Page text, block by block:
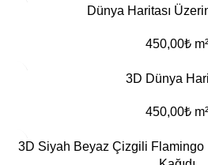
Dünya Haritası
450,00₺ m²
3D Dünya
450,00₺ m²
3D Siyah Beyaz Çizgili